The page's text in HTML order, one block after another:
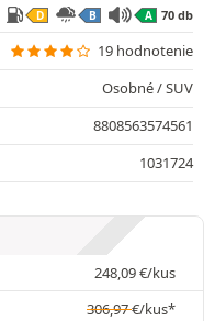
D B A 70 db
19 hodnotenie
Osobné / SUV
8808563574561
1031724
248,09€/kus
306,97€/kus*